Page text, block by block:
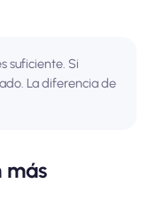
suficiente. Si
La diferencia de
más